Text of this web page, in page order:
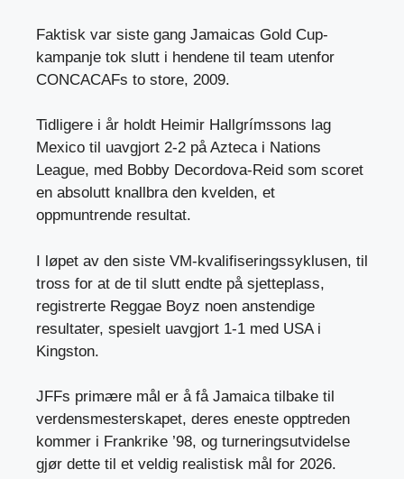
Faktisk var siste gang Jamaicas Gold Cup-
kampanje tok slutt i hendene til team utenfor
CONCACAFs to store, 2009.
Tidligere i år holdt Heimir Hallgrímssons lag
Mexico til uavgjort 2-2 på Azteca i Nations
League, med Bobby Decordova-Reid som scoret
en absolutt knallbra den kvelden, et
oppmuntrende resultat.
I løpet av den siste VM-kvalifiseringssyklusen, til
tross for at de til slutt endte på sjetteplass,
registrerte Reggae Boyz noen anstendige
resultater, spesielt uavgjort 1-1 med USA i
Kingston.
JFFs primære mål er å få Jamaica tilbake til
verdensmesterskapet, deres eneste opptreden
kommer i Frankrike ’98, og turneringsutvidelse
gjør dette til et veldig realistisk mål for 2026.